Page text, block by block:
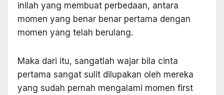
inilah yang membuat perbedaan, antara
momen yang benar benar pertama dengan
momen yang telah berulang.
Maka dari itu, sangatlah wajar bila cinta
pertama sangat sulit dilupakan oleh mereka
yang sudah pernah mengalami momen first